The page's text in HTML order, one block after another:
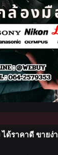
ด้ราคาดี ขายง่า